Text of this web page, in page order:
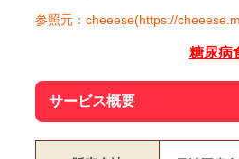
参照元：cheeese(https://
糖尿病
サービス概要